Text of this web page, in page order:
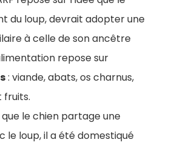
du loup, devrait adopter une
à celle de son ancêtre
repose sur
: viande, abats, os charnus,
fruits.
le chien partage une
le loup, il a été domestiqué